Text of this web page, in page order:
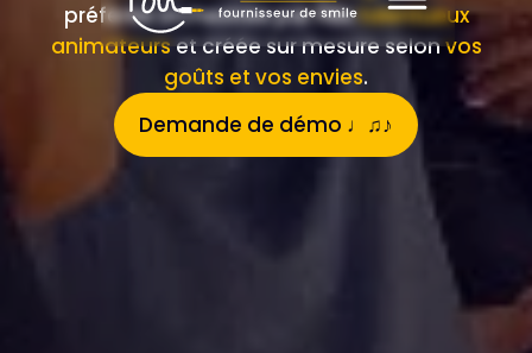
préférée orchestrée par nostalentueux
animateurset créée sur mesure selonvos
goûts et vos envies.
Demande de démo ♩♫♪